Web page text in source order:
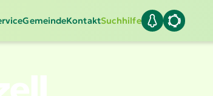
GemeindeKontaktSuchhilfe